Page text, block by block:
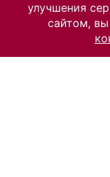
улучшения
сайтом, вы